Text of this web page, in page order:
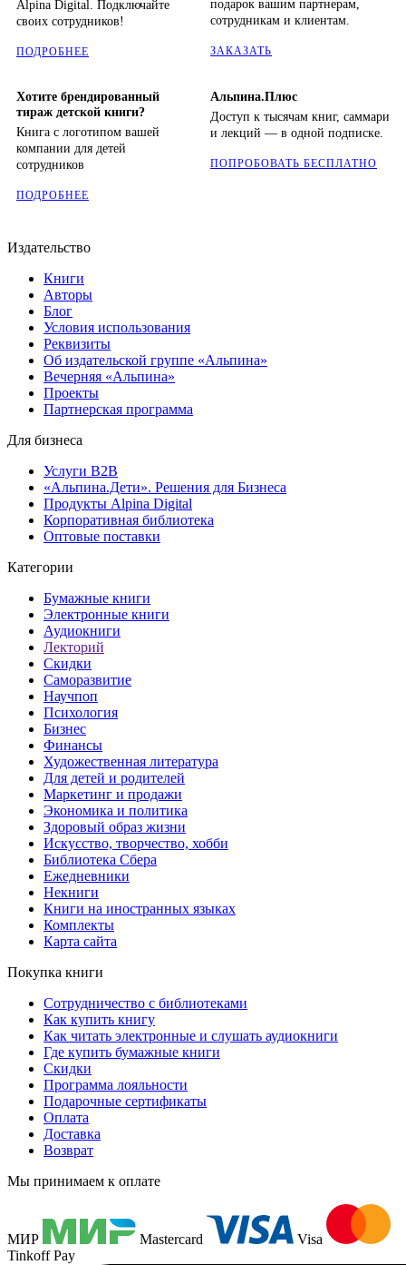
Alpina Digital. Подключайте
своих сотрудников!
ПОДРОБНЕЕ
подарок вашим партнерам,
сотрудникам и клиентам.
ЗАКАЗАТЬ
Хотите брендированный
тираж детской книги?
Книга с логотипом вашей
компании для детей
сотрудников
ПОДРОБНЕЕ
Альпина.Плюс
Доступ к тысячам книг, саммари
и лекций — в одной подписке.
ПОПРОБОВАТЬ БЕСПЛАТНО
Издательство
Книги
Авторы
Блог
Условия использования
Реквизиты
Об издательской группе «Альпина»
Вечерняя «Альпина»
Проекты
Партнерская программа
Для бизнеса
Услуги B2B
«Альпина.Дети». Решения для Бизнеса
Продукты Alpina Digital
Корпоративная библиотека
Оптовые поставки
Категории
Бумажные книги
Электронные книги
Аудиокниги
Лекторий
Скидки
Саморазвитие
Научпоп
Психология
Бизнес
Финансы
Художественная литература
Для детей и родителей
Маркетинг и продажи
Экономика и политика
Здоровый образ жизни
Искусство, творчество, хобби
Библиотека Сбера
Ежедневники
Некниги
Книги на иностранных языках
Комплекты
Карта сайта
Покупка книги
Сотрудничество с библиотеками
Как купить книгу
Как читать электронные и слушать аудиокниги
Где купить бумажные книги
Скидки
Программа лояльности
Подарочные сертификаты
Оплата
Доставка
Возврат
Мы принимаем к оплате
МИР Mastercard
Visa
Tinkoff Pay